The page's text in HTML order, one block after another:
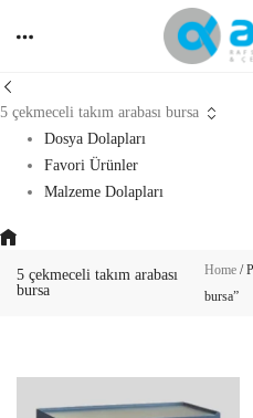
5 çekmeceli takım arabası bursa
Dosya Dolapları
Favori Ürünler
Malzeme Dolapları
5 çekmeceli takım arabası
bursa
Home/
bursa”